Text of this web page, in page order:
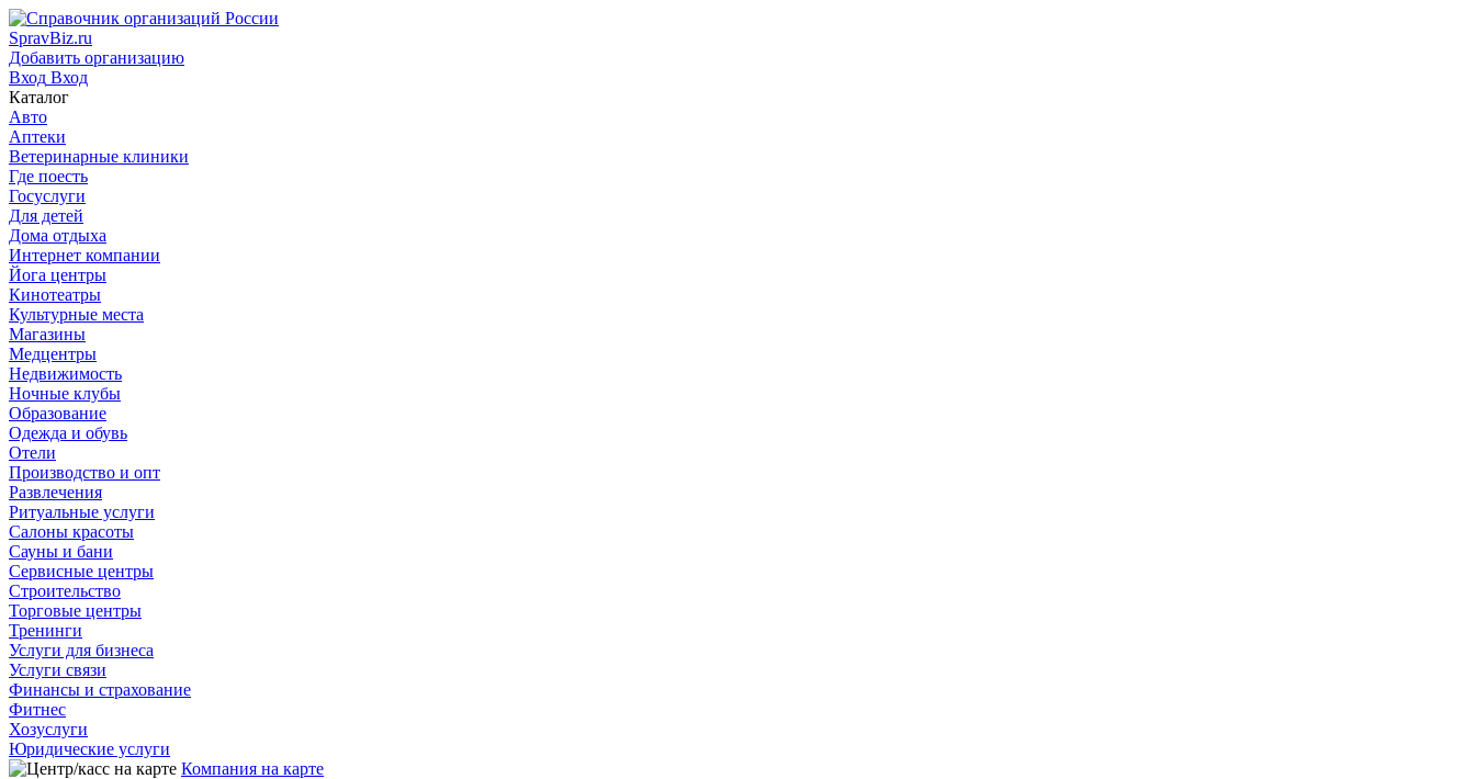
SpravBiz.ru
Добавить организацию
Вход Вход
Каталог
Авто
Аптеки
Ветеринарные клиники
Где поесть
Госуслуги
Для детей
Дома отдыха
Интернет компании
Йога центры
Кинотеатры
Культурные места
Магазины
Медцентры
Недвижимость
Ночные клубы
Образование
Одежда и обувь
Отели
Производство и опт
Развлечения
Ритуальные услуги
Салоны красоты
Сауны и бани
Сервисные центры
Строительство
Торговые центры
Тренинги
Услуги для бизнеса
Услуги связи
Финансы и страхование
Фитнес
Хозуслуги
Юридические услуги
Компания на карте